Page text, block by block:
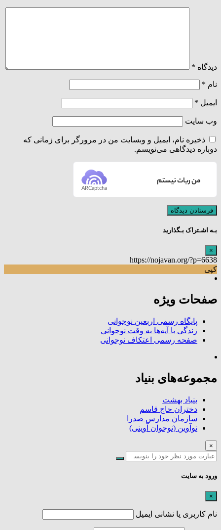
دیدگاه *
نام *
ایمیل *
وب‌ سایت
ذخیره نام، ایمیل و وبسایت من در مرورگر برای زمانی که
دوباره دیدگاهی می‌نویسم.
من ربات نیستم
ARCaptcha
بـه اشـتراک بـگذارید
×
https://nojavan.org/?p=6638
کپی
صفحات ویژه
پایگاه رسمی اربعین نوجوانی
زندگی با آیه‌ها به وقت نوجوانی
صفحه رسمی اعتکاف نوجوانی
مجموعه‌های بنیاد
بنیاد بهشت
دختران حاج قاسم
سازمان مدارس صدرا
نوآوین (نوجوان آوینی)
×
ورود به سایت
×
نام کاربری یا نشانی ایمیل